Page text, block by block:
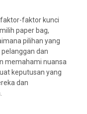
faktor kunci
paper bag,
pilihan yang
dan
memahami nuansa
keputusan yang
dan